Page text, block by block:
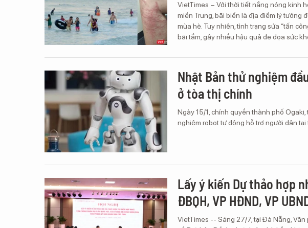
VietTimes – Với thời tiết nắng nóng kinh
miền Trung, bãi biển là địa điểm lý tưởng
mùa hè. Tuy nhiên, tình trạng sứa “tấn
bãi tắm, gây nhiều hậu quả đe dọa sức
Nhật Bản thử nghiệm
ở tòa thị chính
Ngày 15/1, chính quyền thành phố
nghiệm robot tự động hỗ trợ người dân tại
Lấy ý kiến Dự thảo hợp
ĐBQH, VP HĐND, VP
VietTimes -- Sáng 27/7, tại Đà Nẵng,